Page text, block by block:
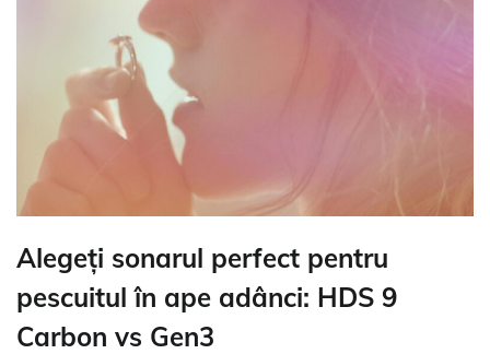
Alegeți sonarul perfect pentru
pescuitul în ape adânci: HDS 9
Carbon vs Gen3